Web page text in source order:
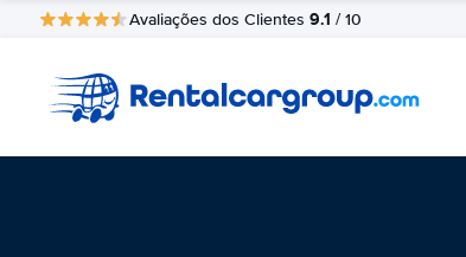
Avaliações dos Clientes 9.1 / 10